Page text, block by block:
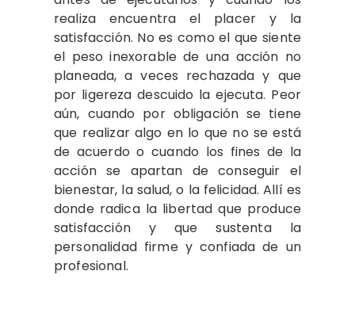
realiza encuentra el placer y la
satisfacción. No es como el que siente
el peso inexorable de una acción no
planeada, a veces rechazada y que
por ligereza descuido la ejecuta. Peor
aún, cuando por obligación se tiene
que realizar algo en lo que no se está
de acuerdo o cuando los fines de la
acción se apartan de conseguir el
bienestar, la salud, o la felicidad. Allí es
donde radica la libertad que produce
satisfacción y que sustenta la
personalidad firme y confiada de un
profesional.